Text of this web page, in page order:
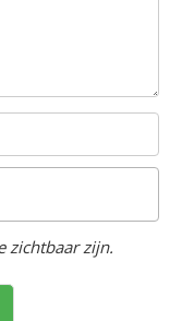
zichtbaar zijn.